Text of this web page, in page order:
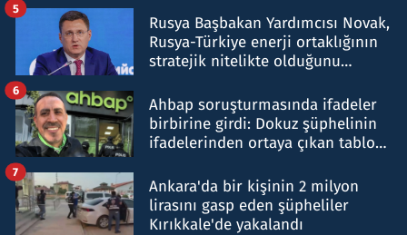
Rusya Başbakan Yardımcısı Novak,
Rusya-Türkiye enerji ortaklığının
stratejik nitelikte olduğunu
5
Ahbap soruşturmasında ifadeler
birbirine girdi: Dokuz şüphelinin
ifadelerinden ortaya çıkan tablo
6
Ankara'da bir kişinin 2 milyon
lirasını gasp eden şüpheliler
Kırıkkale'de yakalandı
7